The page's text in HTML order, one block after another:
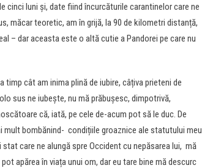
cinci luni și, date fiind încurcăturile carantinelor care ne
măcar teoretic, am în grijă, la 90 de kilometri distanță,
– dar aceasta este o altă cutie a Pandorei pe care nu
cât am inima plină de iubire, câțiva prieteni de
sus ne iubește, nu mă prăbușesc, dimpotrivă,
că, iată, pe cele de-acum pot să le duc. De
mult bombănind- condițiile groaznice ale statutului meu
care ne alungă spre Occident cu nepăsarea lui, mă
apărea în viața unui om, dar eu tare bine mă descurc